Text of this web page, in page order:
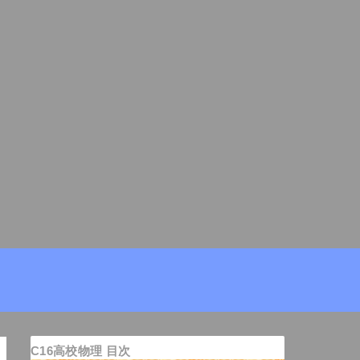
C16高校物理 目次